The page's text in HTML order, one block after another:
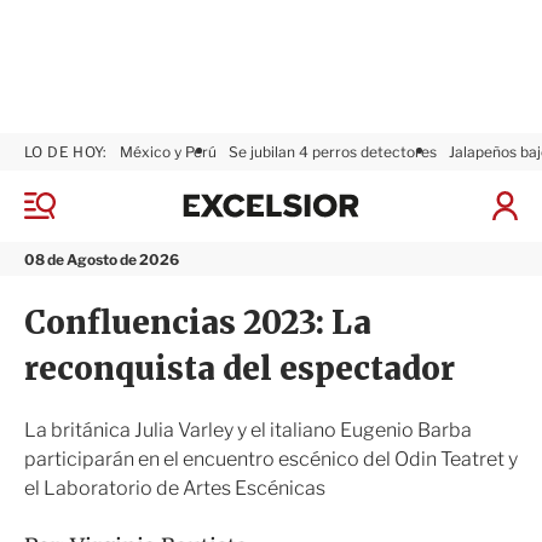
M
n
08 de Agosto de 2026
LO DE HOY: México y Perú Se jubilan 4 perros detectores Jalapeños
I
ó
x
i
r
Confluencias 2023: La
reconquista del espectador
La británica Julia Varley y el italiano Eugenio Barba
participarán en el encuentro escénico del Odin Teatret y
el Laboratorio de Artes Escénicas